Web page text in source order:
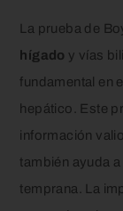
La prueba de
hígado y vías
fundamental en
hepático. Este
información
también ayuda
temprana. La